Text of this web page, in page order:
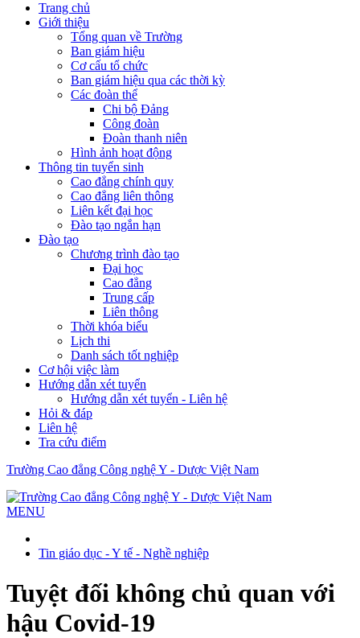
Trang chủ
Giới thiệu
Tổng quan về Trường
Ban giám hiệu
Cơ cấu tổ chức
Ban giám hiệu qua các thời kỳ
Các đoàn thể
Chi bộ Đảng
Công đoàn
Đoàn thanh niên
Hình ảnh hoạt động
Thông tin tuyển sinh
Cao đẳng chính quy
Cao đẳng liên thông
Liên kết đại học
Đào tạo ngắn hạn
Đào tạo
Chương trình đào tạo
Đại học
Cao đẳng
Trung cấp
Liên thông
Thời khóa biểu
Lịch thi
Danh sách tốt nghiệp
Cơ hội việc làm
Hướng dẫn xét tuyển
Hướng dẫn xét tuyển - Liên hệ
Hỏi & đáp
Liên hệ
Tra cứu điểm
Trường Cao đẳng Công nghệ Y - Dược Việt Nam
MENU
Tin giáo dục - Y tế - Nghề nghiệp
Tuyệt đối không chủ quan với
hậu Covid-19